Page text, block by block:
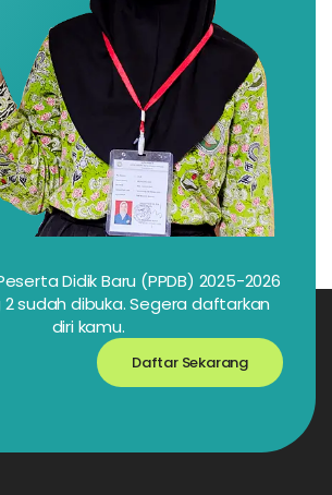
Didik Baru (PPDB) 2025-2026
sudah dibuka. Segera daftarkan
diri kamu.
Daftar Sekarang